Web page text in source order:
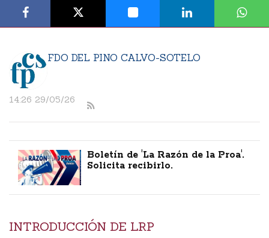
FDO DEL PINO CALVO-SOTELO
14:26 29/05/26
Boletín de 'La Razón de la Proa'.
Solicita recibirlo.
INTRODUCCIÓN DE LRP